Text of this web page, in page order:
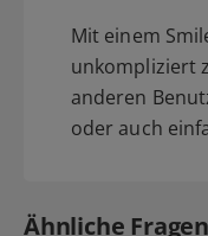
Mit einem
unkompliziert
anderen
oder auch
Ähnliche Fragen